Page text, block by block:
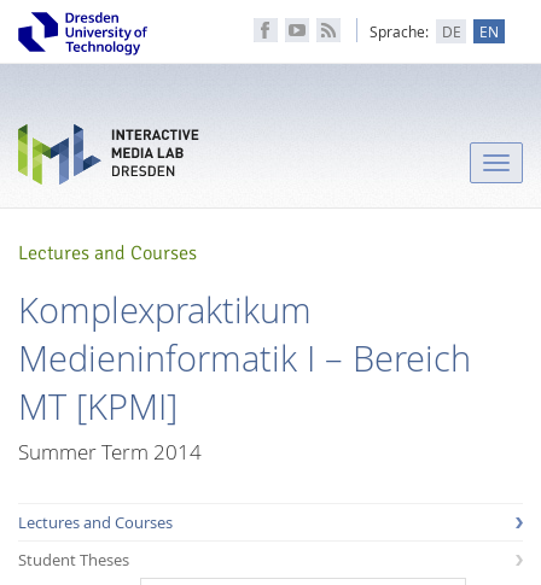
Sprache: DE EN
Toggle
Lectures and Courses
Komplexpraktikum
Medieninformatik I – Bereich
MT [KPMI]
Summer Term 2014
Lectures and Courses
Student Theses